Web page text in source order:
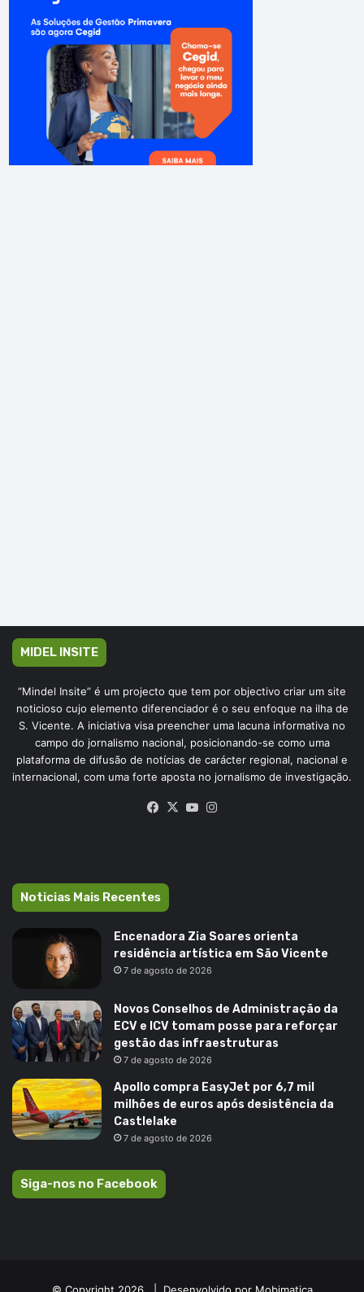
MIDEL INSITE
“Mindel Insite” é um projecto que tem por objectivo criar um site
noticioso cujo elemento diferenciador é o seu enfoque na ilha de
S. Vicente. A iniciativa visa preencher uma lacuna informativa no
campo do jornalismo nacional, posicionando-se como uma
plataforma de difusão de notícias de carácter regional, nacional e
internacional, com uma forte aposta no jornalismo de investigação.
Facebook
X YouTube
Noticias Mais Recentes
Encenadora Zia Soares orienta
residência artística em São Vicente
7 de agosto de 2026
Novos Conselhos de Administração da
ECV e ICV tomam posse para reforçar
gestão das infraestruturas
7 de agosto de 2026
Apollo compra EasyJet por 6,7 mil
milhões de euros após desistência da
Castlelake
7 de agosto de 2026
Siga-nos no Facebook